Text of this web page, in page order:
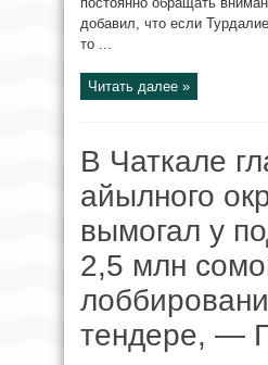
добавил, что если
то ...
Читать далее »
В Чаткале
айылного
вымогал у
2,5 млн
тендере, —